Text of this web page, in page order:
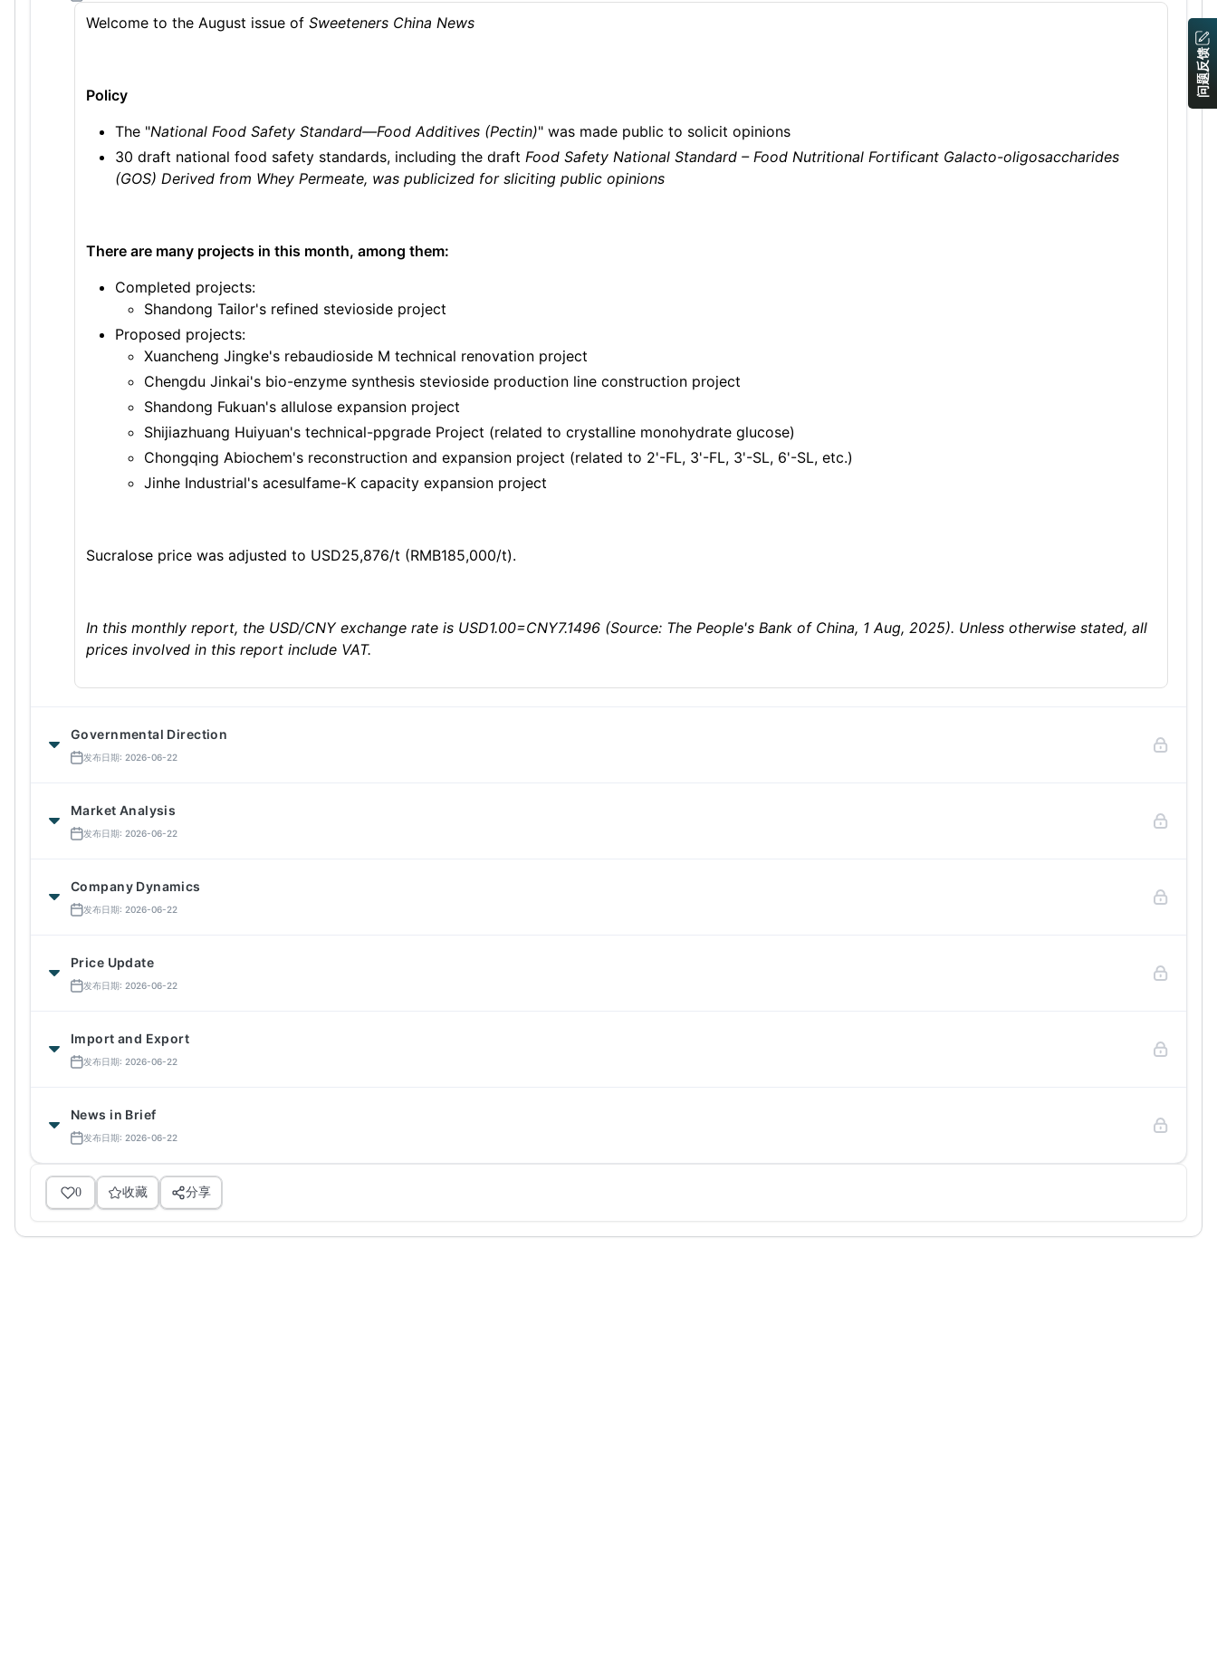
Welcome to the August issue of Sweeteners China News
Policy
The "National Food Safety Standard—Food Additives (Pectin)" was made public to solicit opinions
30 draft national food safety standards, including the draft Food Safety National Standard – Food Nutritional Fortificant Galacto-oligosaccharides
(GOS) Derived from Whey Permeate, was publicized for sliciting public opinions
There are many projects in this month, among them:
Completed projects:
Shandong Tailor's refined stevioside project
Proposed projects:
Xuancheng Jingke's rebaudioside M technical renovation project
Chengdu Jinkai's bio-enzyme synthesis stevioside production line construction project
Shandong Fukuan's allulose expansion project
Shijiazhuang Huiyuan's technical-ppgrade Project (related to crystalline monohydrate glucose)
Chongqing Abiochem's reconstruction and expansion project (related to 2'-FL, 3'-FL, 3'-SL, 6'-SL, etc.)
Jinhe Industrial's acesulfame-K capacity expansion project
Sucralose price was adjusted to USD25,876/t (RMB185,000/t).
In this monthly report, the USD/CNY exchange rate is USD1.00=CNY7.1496 (Source: The People's Bank of China, 1 Aug, 2025). Unless otherwise stated, all
prices involved in this report include VAT.
Governmental Direction
发布日期: 2026-06-22
Market Analysis
发布日期: 2026-06-22
Company Dynamics
发布日期: 2026-06-22
Price Update
发布日期: 2026-06-22
Import and Export
发布日期: 2026-06-22
News in Brief
发布日期: 2026-06-22
0 收藏 分享
问题反馈